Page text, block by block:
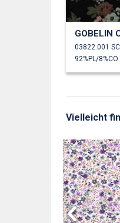
03822.001
92%PL/8%CO
Vielleicht